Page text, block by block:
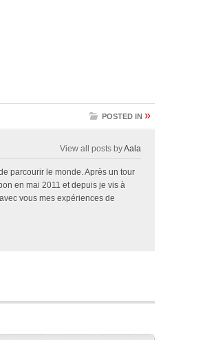
POSTED IN »
View all posts byAala
parcourir le monde. Après un tour
en mai 2011 et depuis je vis à
vous mes expériences de